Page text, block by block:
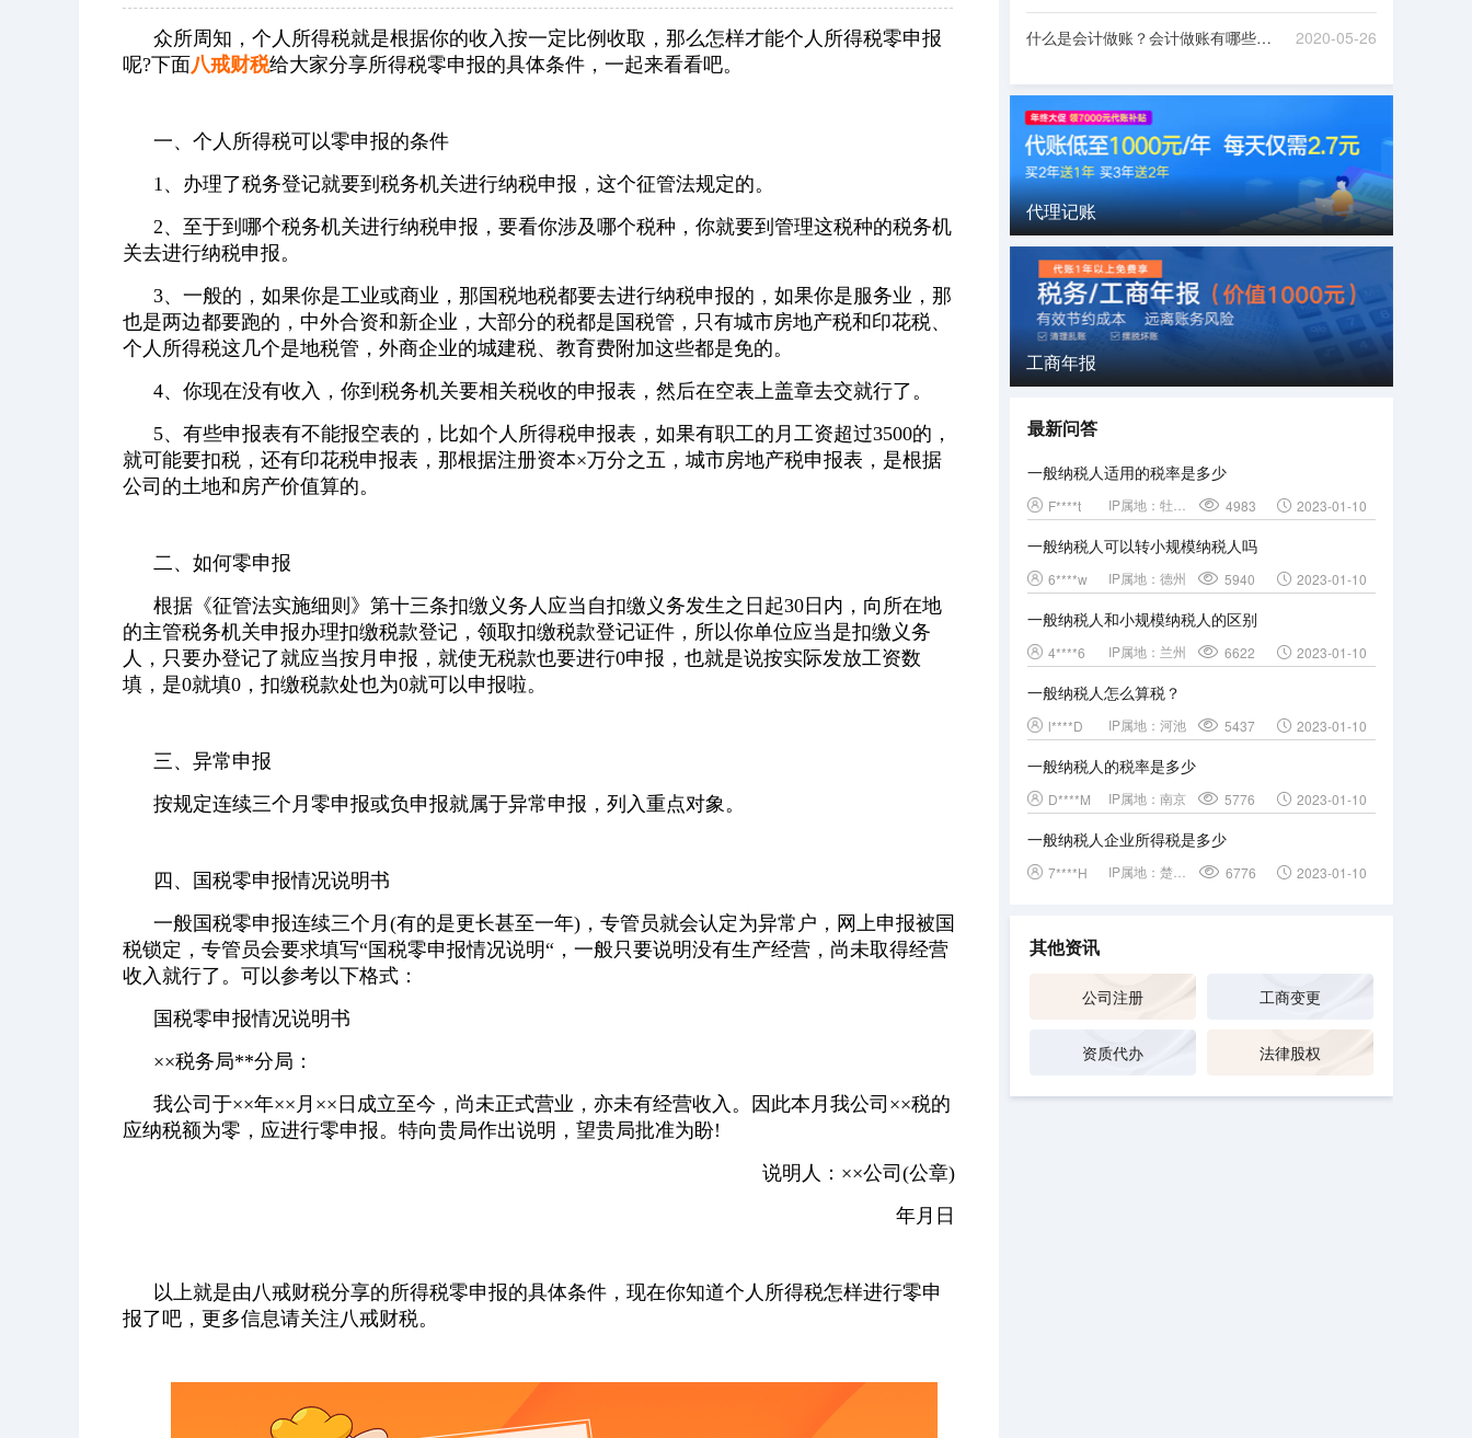
众所周知，个人所得税就是根据你的收入按一定比例收取，那么怎样才能个人所得税零申报
呢?下面八戒财税给大家分享所得税零申报的具体条件，一起来看看吧。
一、个人所得税可以零申报的条件
1、办理了税务登记就要到税务机关进行纳税申报，这个征管法规定的。
2、至于到哪个税务机关进行纳税申报，要看你涉及哪个税种，你就要到管理这税种的税务机
关去进行纳税申报。
3、一般的，如果你是工业或商业，那国税地税都要去进行纳税申报的，如果你是服务业，那
也是两边都要跑的，中外合资和新企业，大部分的税都是国税管，只有城市房地产税和印花税、
个人所得税这几个是地税管，外商企业的城建税、教育费附加这些都是免的。
4、你现在没有收入，你到税务机关要相关税收的申报表，然后在空表上盖章去交就行了。
5、有些申报表有不能报空表的，比如个人所得税申报表，如果有职工的月工资超过3500的，
就可能要扣税，还有印花税申报表，那根据注册资本×万分之五，城市房地产税申报表，是根据
公司的土地和房产价值算的。
二、如何零申报
根据《征管法实施细则》第十三条扣缴义务人应当自扣缴义务发生之日起30日内，向所在地
的主管税务机关申报办理扣缴税款登记，领取扣缴税款登记证件，所以你单位应当是扣缴义务
人，只要办登记了就应当按月申报，就使无税款也要进行0申报，也就是说按实际发放工资数
填，是0就填0，扣缴税款处也为0就可以申报啦。
三、异常申报
按规定连续三个月零申报或负申报就属于异常申报，列入重点对象。
四、国税零申报情况说明书
一般国税零申报连续三个月(有的是更长甚至一年)，专管员就会认定为异常户，网上申报被国
税锁定，专管员会要求填写“国税零申报情况说明“，一般只要说明没有生产经营，尚未取得经营
收入就行了。可以参考以下格式：
国税零申报情况说明书
××税务局**分局：
我公司于××年××月××日成立至今，尚未正式营业，亦未有经营收入。因此本月我公司××税的
应纳税额为零，应进行零申报。特向贵局作出说明，望贵局批准为盼!
说明人：××公司(公章)
年月日
以上就是由八戒财税分享的所得税零申报的具体条件，现在你知道个人所得税怎样进行零申
报了吧，更多信息请关注八戒财税。
什么是会计做账？会计做账有哪些流程？ 2020-05-26
代理记账
工商年报
最新问答
一般纳税人适用的税率是多少
F****t IP属地： 4983 2023-01-10
一般纳税人可以转小规模纳税人吗
6****w IP属地： 德州 5940 2023-01-10
一般纳税人和小规模纳税人的区别
4****6 IP属地： 兰州 6622 2023-01-10
一般纳税人怎么算税？
l****D IP属地： 河池 5437 2023-01-10
一般纳税人的税率是多少
D****M IP属地： 南京 5776 2023-01-10
一般纳税人企业所得税是多少
7****H IP属地： 6776 2023-01-10
其他资讯
公司注册 工商变更
资质代办 法律股权